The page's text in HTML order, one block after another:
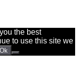
the best
to use this site we
Ok